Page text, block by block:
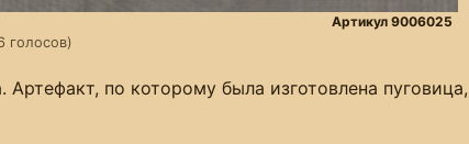
голосов)
Артикул 9006025
Артефакт, по которому была изготовлена